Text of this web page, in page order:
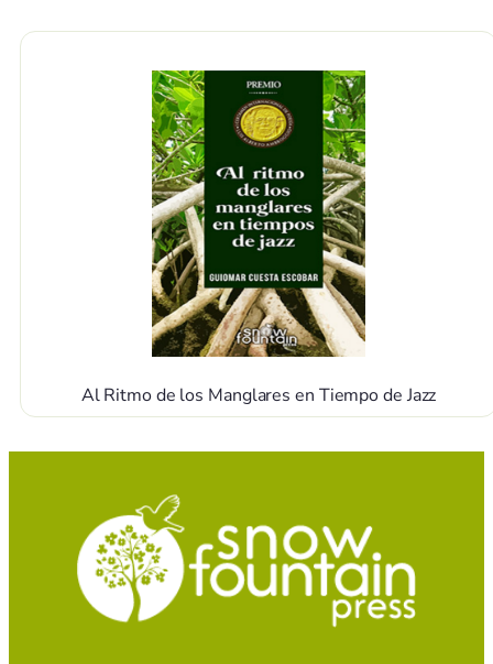
Al Ritmo de los Manglares en Tiempo de Jazz